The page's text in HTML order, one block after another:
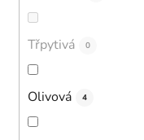
Třpytivá 0
Olivová 4